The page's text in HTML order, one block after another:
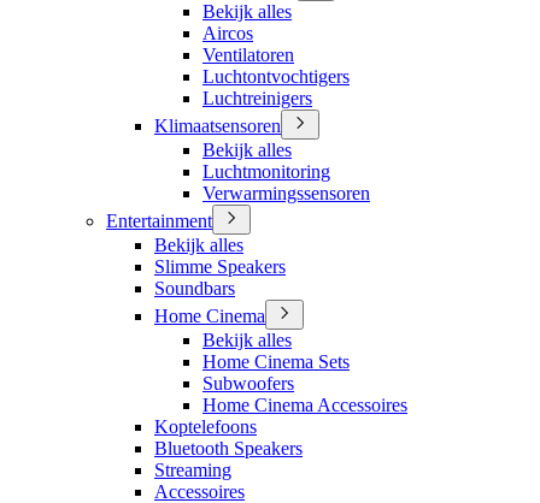
Bekijk alles
Aircos
Ventilatoren
Luchtontvochtigers
Luchtreinigers
Klimaatsensoren
Bekijk alles
Luchtmonitoring
Verwarmingssensoren
Entertainment
Bekijk alles
Slimme Speakers
Soundbars
Home Cinema
Bekijk alles
Home Cinema Sets
Subwoofers
Home Cinema Accessoires
Koptelefoons
Bluetooth Speakers
Streaming
Accessoires